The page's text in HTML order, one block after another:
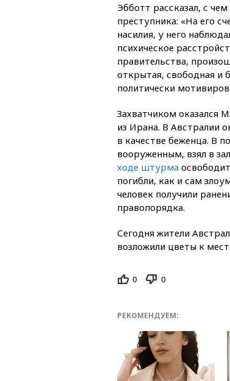
Эбботт рассказал, с
преступника: «На его
насилия, у него
психическое
правительства,
открытая, свободная и
политически
Захватчиком оказался
из Ирана. В Австралии
в качестве беженца. В
вооруженным, взял в
ходе штурма
погибли, как и сам
человек получили
правопорядка.
Сегодня жители
возложили цветы к
0 0
РЕКОМЕНДУЕМ: